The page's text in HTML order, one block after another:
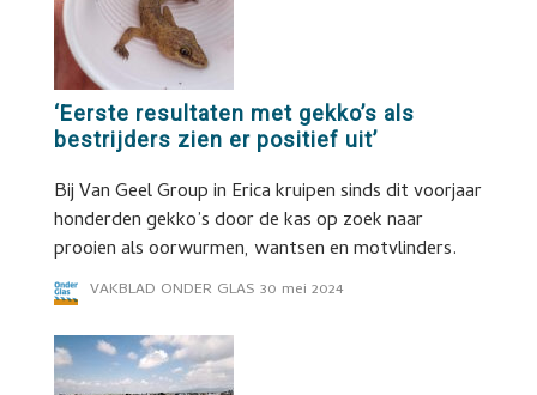
‘Eerste resultaten met gekko’s als
bestrijders zien er positief uit’
Bij Van Geel Group in Erica kruipen sinds dit voorjaar
honderden gekko’s door de kas op zoek naar
prooien als oorwurmen, wantsen en motvlinders.
VAKBLAD ONDER GLAS 30 mei 2024